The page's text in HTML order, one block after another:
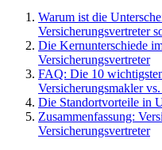
Warum ist die
Versicherungsvertreter
Die Kernunterschiede
Versicherungsvertreter
FAQ: Die 10
Versicherungsmakler
Die Standortvorteile in
Zusammenfassung:
Versicherungsvertreter